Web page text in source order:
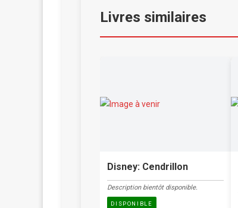
Livres similaires
Disney: Cendrillon
Description bientôt disponible.
DISPONIBLE